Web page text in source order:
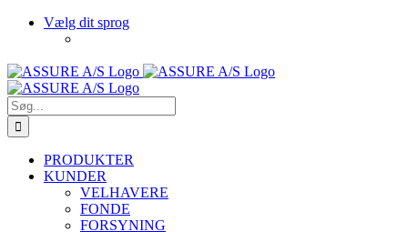
Skip
LinkedInVælg dit sprog
Søg
efter:
PRODUKTER
KUNDER
VELHAVERE
FONDE
FORSYNING